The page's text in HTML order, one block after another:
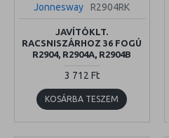
Jonnesway R2904RK
JAVÍTÓKLT.
RACSNISZÁRHOZ 36 FOGÚ
R2904, R2904A, R2904B
3 712 Ft
KOSÁRBA TESZEM